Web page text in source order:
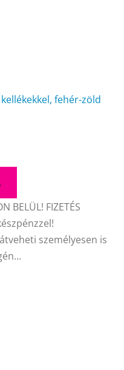
fehér-zöld
BELÜL! FIZETÉS
személyesen is